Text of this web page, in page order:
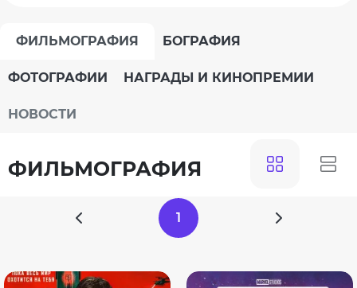
ФИЛЬМОГРАФИЯ БОГРАФИЯ
ФОТОГРАФИИ НАГРАДЫ И КИНОПРЕМИИ
НОВОСТИ
ФИЛЬМОГРАФИЯ
1